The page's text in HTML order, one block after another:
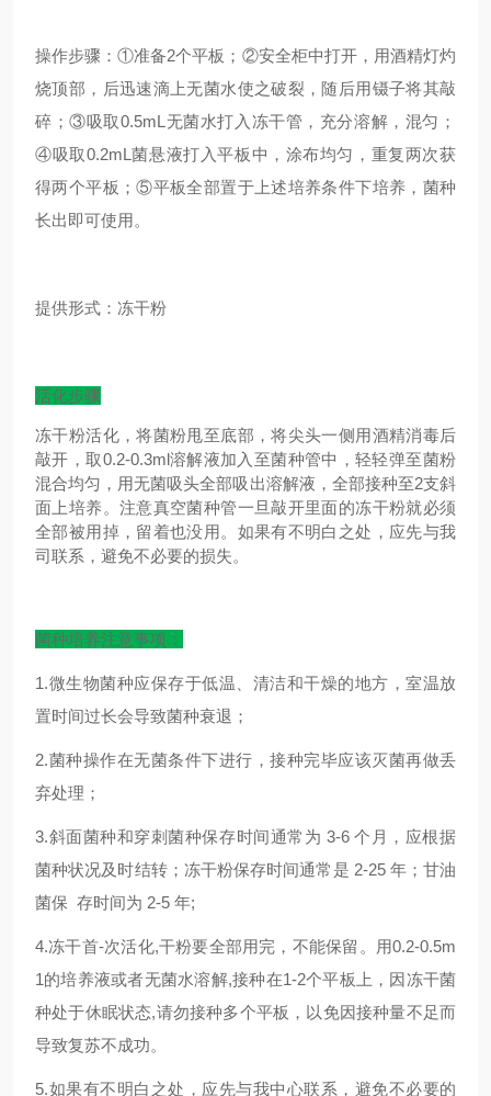
操作步骤：①准备2个平板；②安全柜中打开，用酒精灯灼
烧顶部，后迅速滴上无菌水使之破裂，随后用镊子将其敲
碎；③吸取0.5mL无菌水打入冻干管，充分溶解，混匀；
④吸取0.2mL菌悬液打入平板中，涂布均匀，重复两次获
得两个平板；⑤平板全部置于上述培养条件下培养，菌种
长出即可使用。
提供形式：冻干粉
活化步骤
冻干粉活化，将菌粉甩至底部，将尖头一侧用酒精消毒后
敲开，取0.2-0.3ml溶解液加入至菌种管中，轻轻弹至菌粉
混合均匀，用无菌吸头全部吸出溶解液，全部接种至2支斜
面上培养。注意真空菌种管一旦敲开里面的冻干粉就必须
全部被用掉，留着也没用。如果有不明白之处，应先与我
司联系，避免不必要的损失。
菌种培养注意事项：
1.微生物菌种应保存于低温、清洁和干燥的地方，室温放
置时间过长会导致菌种衰退；
2.菌种操作在无菌条件下进行，接种完毕应该灭菌再做丢
弃处理；
3.斜面菌种和穿刺菌种保存时间通常为 3-6 个月，应根据
菌种状况及时结转；冻干粉保存时间通常是 2-25 年；甘油
菌保 存时间为 2-5 年;
4.冻干首-次活化,干粉要全部用完，不能保留。用0.2-0.5m
1的培养液或者无菌水溶解,接种在1-2个平板上，因冻干菌
种处于休眠状态,请勿接种多个平板，以免因接种量不足而
导致复苏不成功。
5.如果有不明白之处，应先与我中心联系，避免不必要的